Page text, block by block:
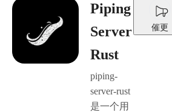
Piping
Server
Rust
piping-
server-rust
是一个用
催更